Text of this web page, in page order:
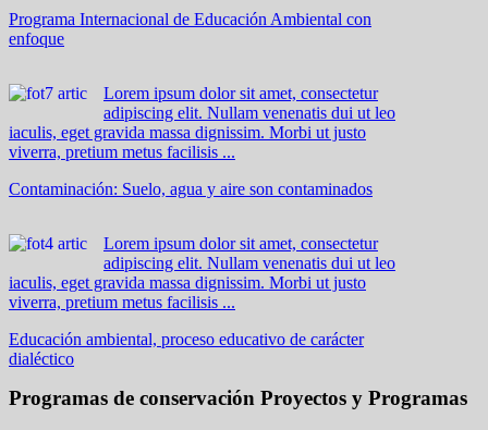
Programa Internacional de Educación Ambiental con
enfoque
Lorem ipsum dolor sit amet, consectetur
adipiscing elit. Nullam venenatis dui ut leo
iaculis, eget gravida massa dignissim. Morbi ut justo
viverra, pretium metus facilisis ...
Contaminación: Suelo, agua y aire son contaminados
Lorem ipsum dolor sit amet, consectetur
adipiscing elit. Nullam venenatis dui ut leo
iaculis, eget gravida massa dignissim. Morbi ut justo
viverra, pretium metus facilisis ...
Educación ambiental, proceso educativo de carácter
dialéctico
Programas de conservación Proyectos y Programas